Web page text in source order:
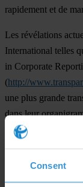
Consent
rapidement et de
Les révélations
International telles
in Corporate
(http://
une plus grande
dans leur
activités pays par
For any press